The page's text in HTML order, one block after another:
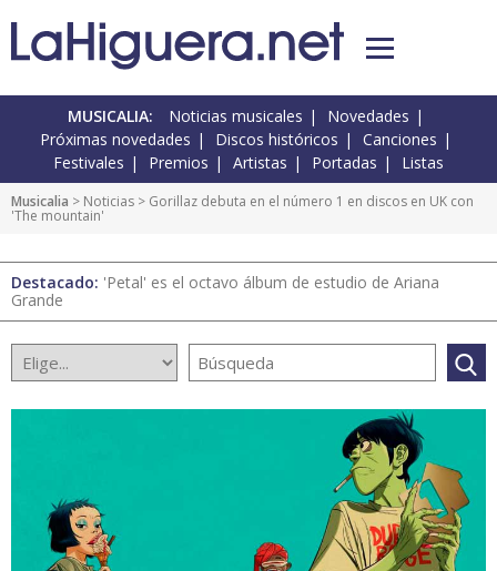
MUSICALIA: Noticias musicales
Novedades
Próximas novedades
Discos históricos
Canciones
Festivales
Premios Artistas Portadas Listas
Musicalia > Noticias > Gorillaz debuta en el número 1 en discos en UK con
'The mountain'
Destacado: 'Petal' es el octavo álbum de estudio de Ariana
Grande